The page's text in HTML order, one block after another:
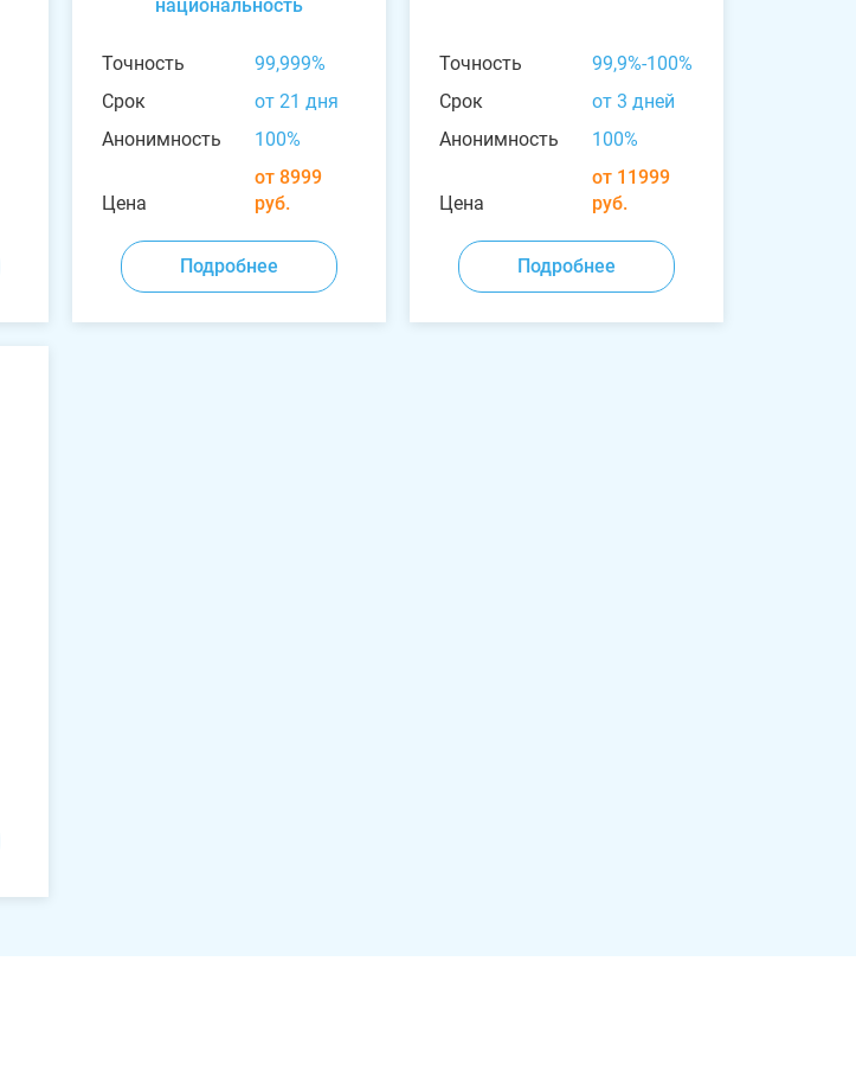
национальность
Точность
99,999%
Срок
от 21 дня
Анонимность
100%
Цена
от 8999
руб.
Подробнее
Точность
99,9%-100%
Срок
от 3 дней
Анонимность
100%
Цена
от 11999
руб.
Подробнее